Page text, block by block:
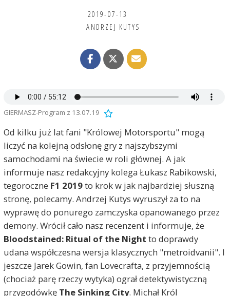
2019-07-13
ANDRZEJ KUTYS
GIERMASZ-Program z 13.07.19
Od kilku już lat fani "Królowej Motorsportu" mogą
liczyć na kolejną odsłonę gry z najszybszymi
samochodami na świecie w roli głównej. A jak
informuje nasz redakcyjny kolega Łukasz Rabikowski,
tegoroczne F1 2019to krok w jak najbardziej słuszną
stronę, polecamy. Andrzej Kutys wyruszył za to na
wyprawę do ponurego zamczyska opanowanego przez
demony. Wrócił cało nasz recenzent i informuje, że
Bloodstained: Ritual of the Night to doprawdy
udana współczesna wersja klasycznych "metroidvanii". I
jeszcze Jarek Gowin, fan Lovecrafta, z przyjemnością
(chociaż parę rzeczy wytyka) ograł detektywistyczną
przygodówkę The Sinking City. Michał Król